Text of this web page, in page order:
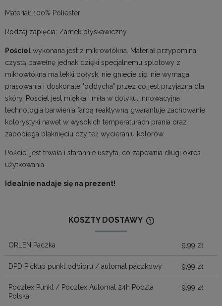
Materiał: 100% Poliester
Rodzaj zapięcia: Zamek błyskawiczny
Pościel wykonana jest z mikrowłókna. Materiał przypomina
czystą bawełnę jednak dzięki specjalnemu splotowy z
mikrowłókna ma lekki połysk, nie gniecie się, nie wymaga
prasowania i doskonale "oddycha" przez co jest przyjazna dla
skóry. Pościel jest miękka i miła w dotyku. Innowacyjna
technologia barwienia farbą reaktywną gwarantuje zachowanie
kolorystyki nawet w wysokich temperaturach prania oraz
zapobiega blaknięciu czy też wycieraniu kolorów.
Pościel jest trwała i starannie uszyta, co zapewnia długi okres
użytkowania.
Idealnie nadaje się na prezent!
KOSZTY DOSTAWY
ORLEN Paczka 9,99 zł
DPD Pickup punkt odbioru / automat paczkowy 9,99 zł
Pocztex Punkt / Pocztex Automat 24h Poczta
Polska
9,99 zł